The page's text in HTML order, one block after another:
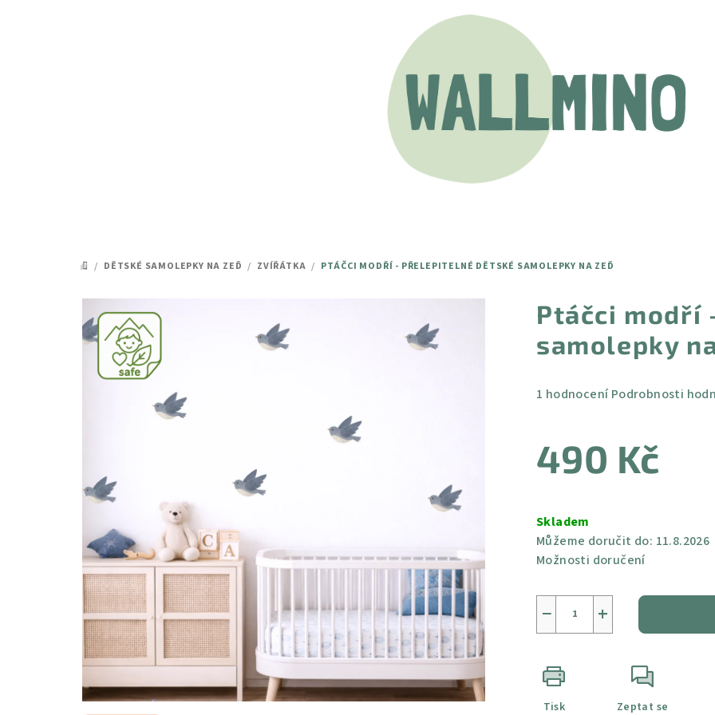
DOMŮ
/ DĚTSKÉ SAMOLEPKY NA ZEĎ / ZVÍŘÁTKA / PTÁČCI MODŘÍ - PŘELEPITELNÉ DĚTSKÉ SAMOLEPKY NA ZEĎ
Ptáčci modří
samolepky
Průměrné
je
5,0
hvězdiček.
1 hodnocení Podrobnosti
490 Kč
cena:
Skladem
Můžeme doručit do: 11.8.2026
Možnosti doručení
+
−
Tisk Zeptat se